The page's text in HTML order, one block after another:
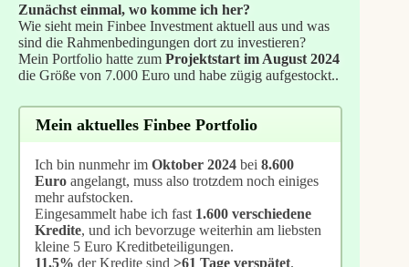
Zunächst einmal, wo komme ich her?
Wie sieht mein Finbee Investment aktuell aus und was
sind die Rahmenbedingungen dort zu investieren?
Mein Portfolio hatte zum Projektstart im August 2024
die Größe von 7.000 Euro und habe zügig aufgestockt..
Mein aktuelles Finbee Portfolio
Ich bin nunmehr imOktober 2024bei 8.600
Euroangelangt, muss also trotzdem noch einiges
mehr aufstocken.
Eingesammelt habe ich fast 1.600 verschiedene
Kredite, und ich bevorzuge weiterhin am liebsten
kleine 5 Euro Kreditbeteiligungen.
11,5% der Kredite sind >61 Tage verspätet.